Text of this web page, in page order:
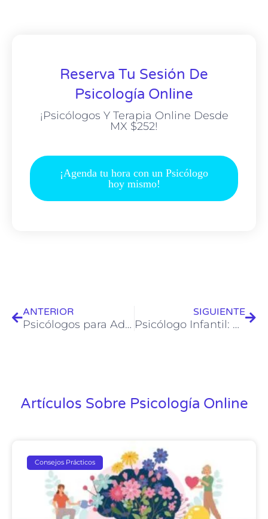
Reserva Tu Sesión De
Psicología Online
¡Psicólogos Y Terapia Online Desde
MX $252!
¡Agenda tu hora con un Psicólogo
hoy mismo!
ANTERIOR
Psicólogos para Adultos con Problemas de Depresión: Un Camino Hacia el Bienestar
SIGUIENTE
Psicólogo Infantil: Un Apoyo Fundamental para el Bienestar y Desarrollo de tus Hijos
Artículos Sobre Psicología Online
Consejos Prácticos